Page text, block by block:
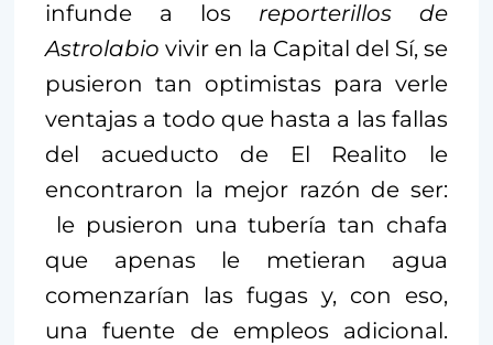
infunde a los reporterillos de
Astrolabio vivir en la Capital del Sí, se
pusieron tan optimistas para verle
ventajas a todo que hasta a las fallas
del acueducto de El Realito le
encontraron la mejor razón de ser:
le pusieron una tubería tan chafa
que apenas le metieran agua
comenzarían las fugas y, con eso,
una fuente de empleos adicional.